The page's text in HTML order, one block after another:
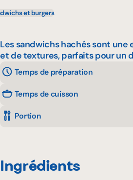
et burgers
Les sandwichs hachés sont une
et de textures, parfaits pour un
Temps de préparation
Temps de cuisson
Portion
Ingrédients